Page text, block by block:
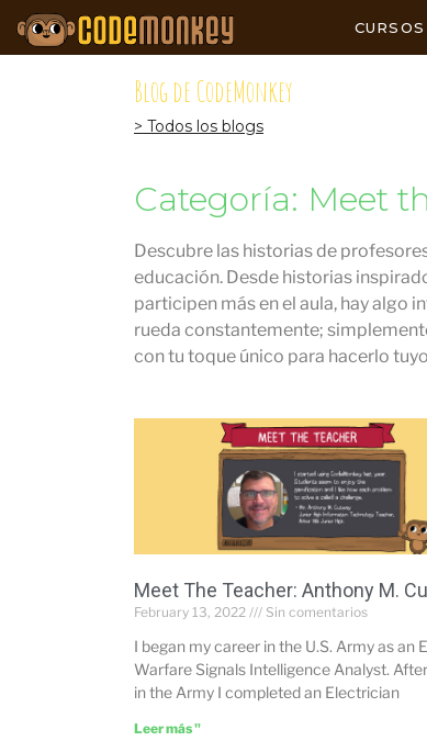
CURSOS
Blog de CodeMonkey
> Todos los blogs
Categoría: Meet
Descubre las historias de
educación. Desde historias
participen más en el aula, hay algo
rueda constantemente;
con tu toque único para hacerlo
Meet The Teacher: Anthony M.
February 13, 2022 Sin comentarios
I began my career in the U.S. Army as an
Warfare Signals Intelligence Analyst.
in the Army I completed an Electrician
Leer más "